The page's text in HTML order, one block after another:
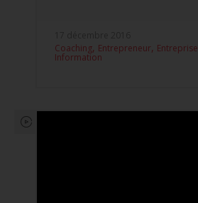
Coaching, Entrepreneur, Entreprise
Information